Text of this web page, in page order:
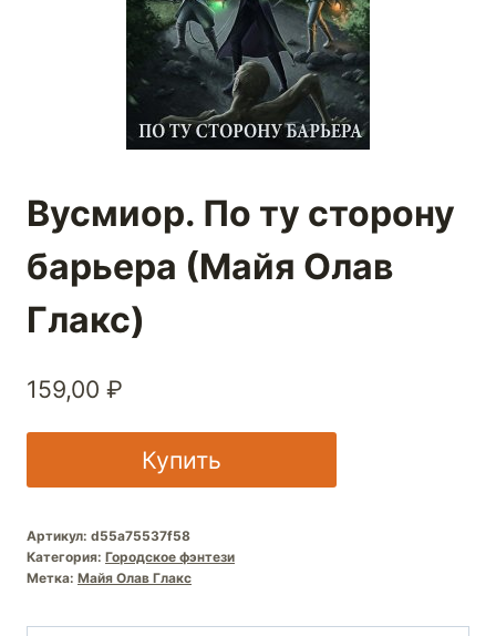
Вусмиор. По ту сторону
барьера (Майя Олав
Глакс)
159,00 ₽
Купить
Артикул: d55a75537f58
Категория: Городское фэнтези
Метка: Майя Олав Глакс